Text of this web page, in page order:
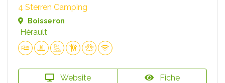
4 Sterren Camping
Boisseron
Hérault
Website Fiche